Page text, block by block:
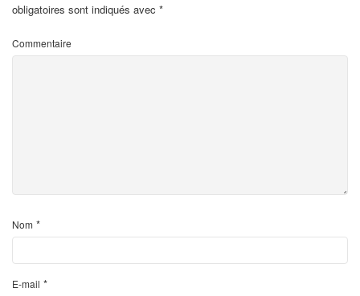
obligatoires sont indiqués avec *
Commentaire
Nom *
E-mail *